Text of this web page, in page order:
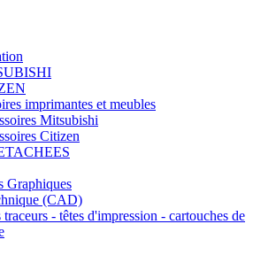
imprimantes et meubles
Mitsubishi
Citizen
Graphiques
(CAD)
traceurs - têtes d'impression - cartouches de